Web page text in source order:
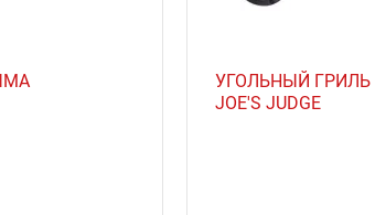
УГОЛЬНЫЙ ГРИЛЬ
JOE'S JUDGE